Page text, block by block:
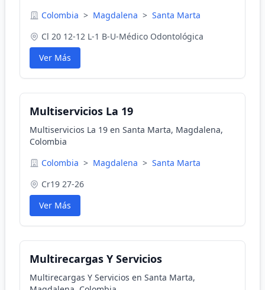
Colombia > Magdalena > Santa Marta
Cl 20 12-12 L-1 B-U-Médico Odontológica
Ver Más
Multiservicios La 19
Multiservicios La 19 en Santa Marta, Magdalena,
Colombia
Colombia > Magdalena > Santa Marta
Cr19 27-26
Ver Más
Multirecargas Y Servicios
Multirecargas Y Servicios en Santa Marta,